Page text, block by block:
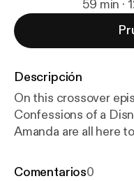
59 min ·
Descripción
On this crossover
Confessions of a
Amanda are all here
Seas Pavilion? We
Comentarios0